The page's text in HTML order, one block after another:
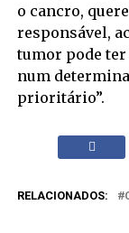
o cancro,
responsável,
tumor pode
num
prioritário”.
RELACIONADOS: